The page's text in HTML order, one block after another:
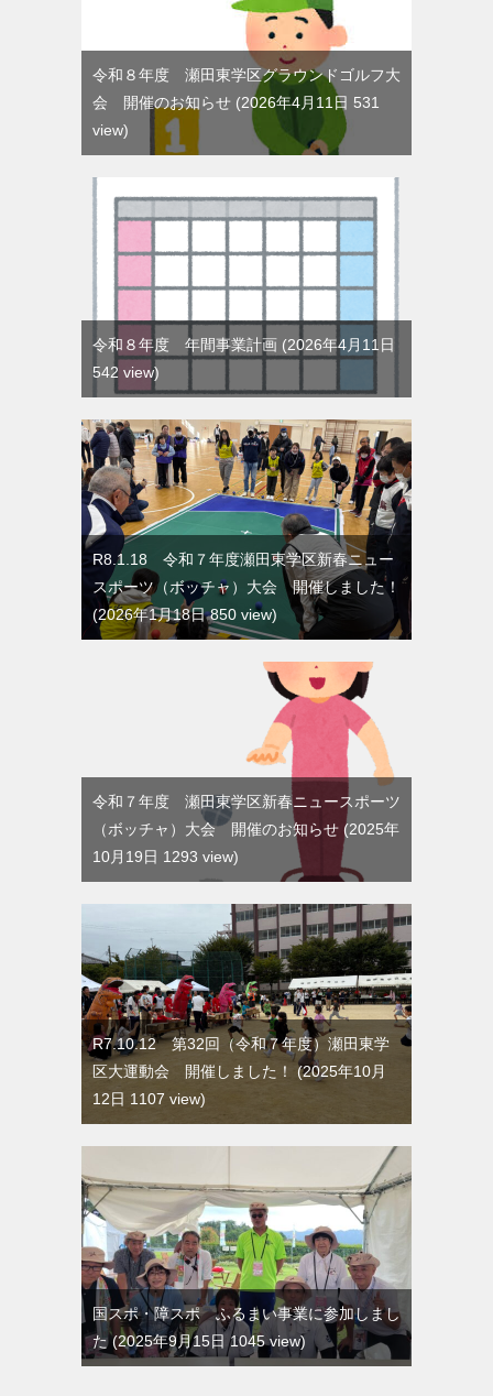
令和８年度 瀬田東学区グラウンドゴルフ大
会 開催のお知らせ 2026年4月11日 531
view
令和８年度 年間事業計画 2026年4月11日
542 view
R8.1.18 令和７年度瀬田東学区新春ニュー
スポーツ（ボッチャ）大会 開催しました！
2026年1月18日 850 view
令和７年度 瀬田東学区新春ニュースポーツ
（ボッチャ）大会 開催のお知らせ 2025年
10月19日 1293 view
R7.10.12 第32回（令和７年度）瀬田東学
区大運動会 開催しました！
2025年10月
12日 1107 view
国スポ・障スポ ふるまい事業に参加しまし
た
2025年9月15日 1045 view